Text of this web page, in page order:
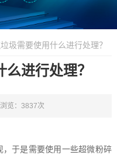
圾需要使用什么进行处理？
进行处理？
浏览：3837次
于是需要使用一些超微粉碎